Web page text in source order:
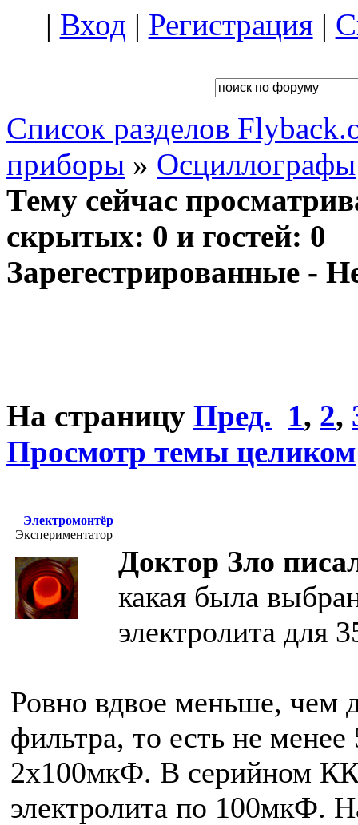
| Вход | Регистрация|
Список разделов
приборы » Осциллографы
Тему сейчас
скрытых: 0 и гостей: 0
Зарегестрированные -
На страницу Пред. 1, 2,
Просмотр темы целиком
Электромонтёр
Экспериментатор
Доктор Зло
какая была
электролита для
Ровно вдвое меньше, чем
фильтра, то есть не
2х100мкФ. В серийном
электролита по 100мкФ.